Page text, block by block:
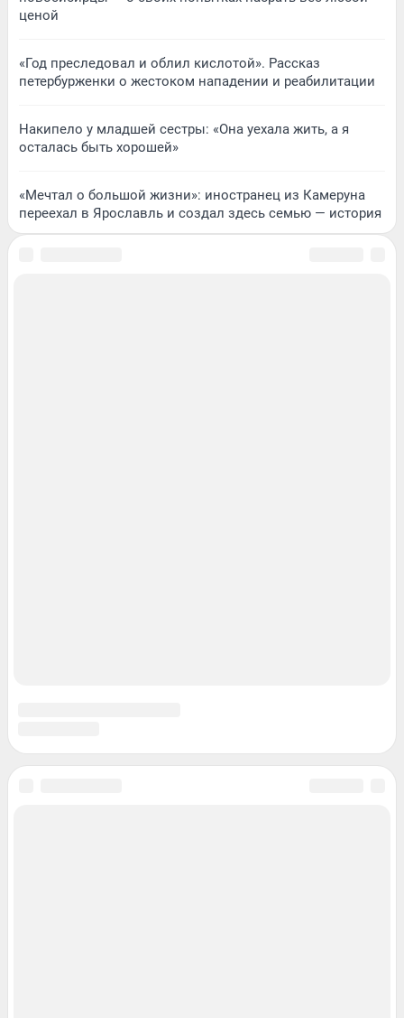
ценой
«Год преследовал и облил кислотой». Рассказ
петербурженки о жестоком нападении и реабилитации
Накипело у младшей сестры: «Она уехала жить, а я
осталась быть хорошей»
«Мечтал о большой жизни»: иностранец из Камеруна
переехал в Ярославль и создал здесь семью — история